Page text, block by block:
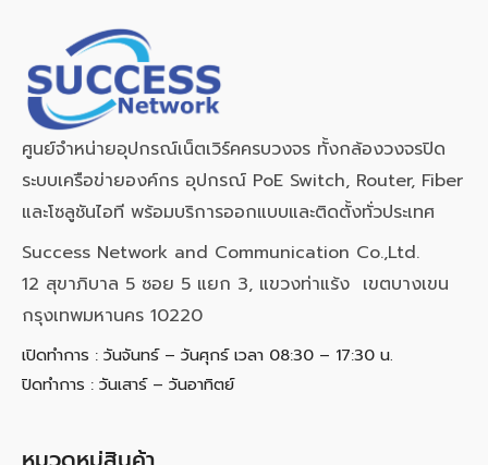
ศูนย์จำหน่ายอุปกรณ์เน็ตเวิร์คครบวงจร ทั้งกล้องวงจรปิด
ระบบเครือข่ายองค์กร อุปกรณ์ PoE Switch, Router, Fiber
และโซลูชันไอที พร้อมบริการออกแบบและติดตั้งทั่วประเทศ
Success Network and Communication Co.,Ltd.
12 สุขาภิบาล 5 ซอย 5 แยก 3, แขวงท่าแร้ง เขตบางเขน
กรุงเทพมหานคร 10220
เปิดทำการ : วันจันทร์ – วันศุกร์ เวลา 08:30 – 17:30 น.
ปิดทำการ : วันเสาร์ – วันอาทิตย์